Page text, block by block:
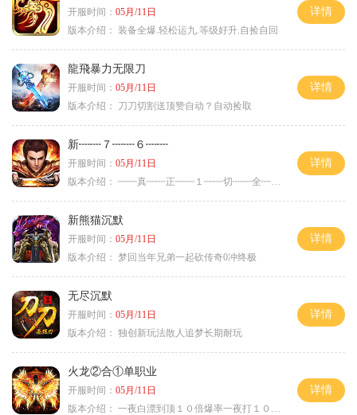
开服时间： 05月/11日
版本介绍： 装备全爆.轻松运九.等级好升.自捡自回
详情
龍飛暴力无限刀
开服时间： 05月/11日
版本介绍：
刀刀切割送顶赞自动？自动捡取
详情
新┉┉７┉┉６┉┉
开服时间： 05月/11日
版本介绍： ┉┉真┉┉正┉┉１┉┉切┉┉全┉┉爆┉┉
详情
新熊猫沉默
开服时间： 05月/11日
版本介绍： 梦回当年兄弟一起砍传奇0冲终极
详情
无尽沉默
开服时间： 05月/11日
版本介绍： 独创新玩法散人追梦长期耐玩
详情
火龙②合①单职业
开服时间： 05月/11日
版本介绍： 一夜白漂到顶１０倍爆率一夜打１０００充
详情